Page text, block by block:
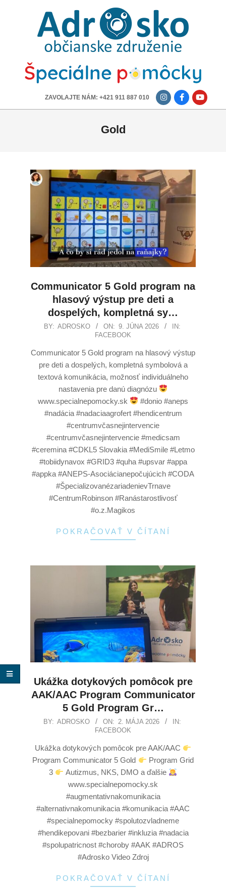
ADROSKO
OBČIANSKE
ZDRUŽENIE
ZAVOLAJTE NÁM: +421 911 887 010
Gold
Communicator 5 Gold program na
hlasový výstup pre deti a
dospelých, kompletná sy…
BY: ADROSKO ON: 9. JÚNA 2026
IN:
FACEBOOK
Communicator 5 Gold program na hlasový výstup
pre deti a dospelých, kompletná symbolová a
textová komunikácia, možnosť individuálneho
nastavenia pre danú diagnózu
www.specialnepomocky.sk
#donio #aneps
#nadácia #nadaciaagrofert #hendicentrum
#centrumvčasnejintervencie
#centrumvčasnejintervencie #medicsam
#ceremina #CDKL5 Slovakia #MediSmile #Letmo
#tobiidynavox #GRID3 #quha #upsvar #appa
#appka #ANEPS-Asociácianepočujúcich #CODA
#ŠpecializovanézariadenievTrnave
#CentrumRobinson #Ranástarostlivosť
#o.z.Magikos
POKRAČOVAŤ V ČÍTANÍ
Ukážka dotykových pomôcok pre
AAK/AAC Program Communicator
5 Gold Program Gr…
BY: ADROSKO ON: 2. MÁJA 2026
IN:
FACEBOOK
Ukážka dotykových pomôcok pre AAK/AAC
Program Communicator 5 Gold
Program Grid
3
Autizmus, NKS, DMO a ďalšie
www.specialnepomocky.sk
#augmentativnakomunikacia
#alternativnakomunikacia #komunikacia #AAC
#specialnepomocky #spolutozvladneme
#hendikepovani #bezbarier #inkluzia #nadacia
#spolupatricnost #choroby #AAK #ADROS
#Adrosko Video Zdroj
POKRAČOVAŤ V ČÍTANÍ